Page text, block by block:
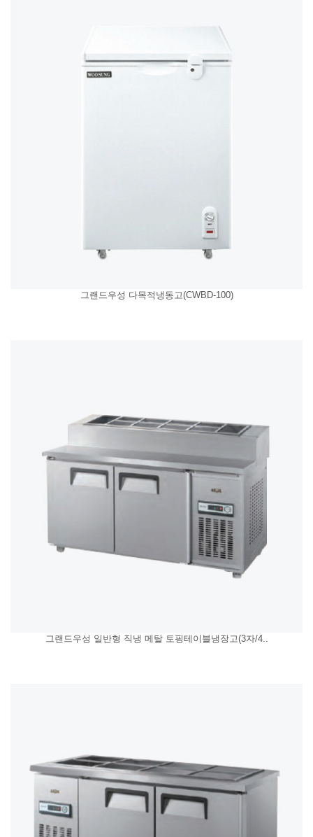
그랜드우성 다목적냉동고(CWBD-100)
그랜드우성 일반형 직냉 메탈 토핑테이블냉장고(3자/4..